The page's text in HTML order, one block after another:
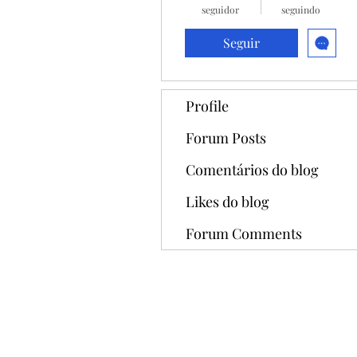
seguidor seguindo
Seguir
Profile
Forum Posts
Comentários do blog
Likes do blog
Forum Comments